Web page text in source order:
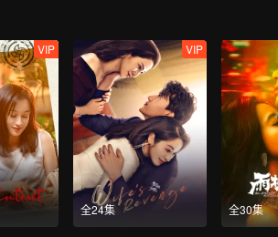
VIP
全24集
VIP
全30集